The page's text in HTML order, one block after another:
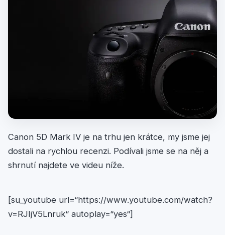
Canon 5D Mark IV je na trhu jen krátce, my jsme jej
dostali na rychlou recenzi. Podívali jsme se na něj a
shrnutí najdete ve videu níže.
[su_youtube url=“https://www.youtube.com/watch?
v=RJIjV5Lnruk“ autoplay=“yes“]